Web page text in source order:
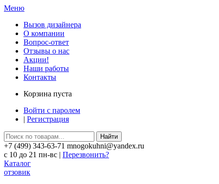
Меню
Вызов дизайнера
О компании
Вопрос-ответ
Отзывы о нас
Акции!
Наши работы
Контакты
Корзина пуста
Войти с паролем
| Регистрация
Найти
+7 (499) 343-63-71 mnogokuhni@yandex.ru
c 10 до 21 пн-вс | Перезвонить?
Каталог
отзовик